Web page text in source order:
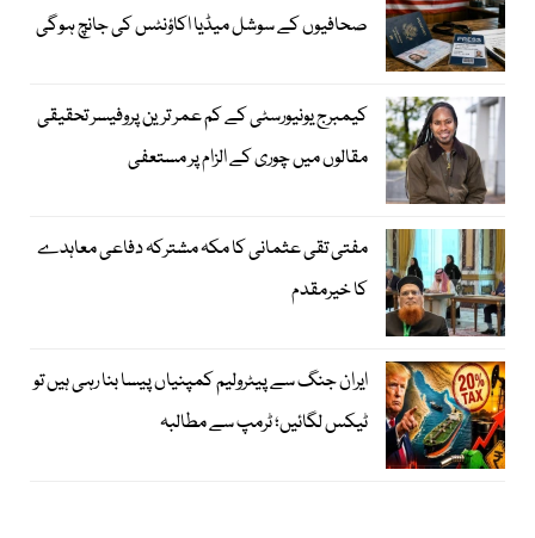
صحافیوں کے سوشل میڈیا اکاؤنٹس کی جانچ ہوگی
کیمبرج یونیورسٹی کے کم عمر ترین پروفیسر تحقیقی
مقالوں میں چوری کے الزام پر مستعفی
مفتی تقی عثمانی کا مکہ مشترکہ دفاعی معاہدے
کا خیرمقدم
ایران جنگ سے پیٹرولیم کمپنیاں پیسا بنا رہی ہیں تو
ٹیکس لگائیں؛ ٹرمپ سے مطالبہ